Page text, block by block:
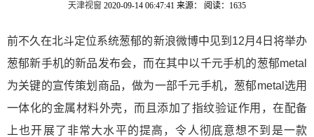
天津视窗 2020-09-14 06:47:41 来源： 阅读：1635
前不久在北斗定位系统葱郁的新浪微博中见到12月4日将举办
葱郁新手机的新品发布会，而在其中以千元手机的葱郁metal
为关键的宣传策划商品，做为一部千元手机，葱郁metal选用
一体化的金属材料外壳，而且添加了指纹验证作用，在配备
上也开展了非常大水平的提高，令人彻底意想不到是一款